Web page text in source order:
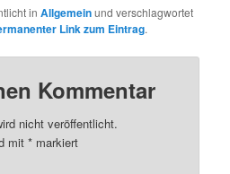
inAllgemeinund verschlagwortet
Link zum Eintrag.
Kommentar
nicht veröffentlicht.
mit* markiert